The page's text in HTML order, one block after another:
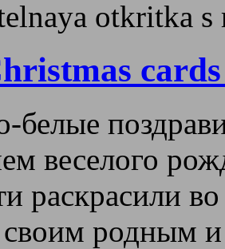
белые
веселого
раскрасили
своим родным